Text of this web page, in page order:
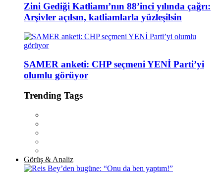
Zini Gediği Katliamı’nın 88’inci yılında çağrı:
Arşivler açılsın, katliamlarla yüzleşilsin
SAMER anketi: CHP seçmeni YENİ Parti’yi
olumlu görüyor
Trending Tags
Görüş & Analiz